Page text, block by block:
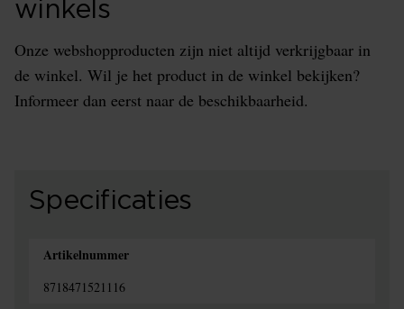
winkels
Onze webshopproducten zijn niet altijd verkrijgbaar in
de winkel. Wil je het product in de winkel bekijken?
Informeer dan eerst naar de beschikbaarheid.
Specificaties
Artikelnummer
8718471521116